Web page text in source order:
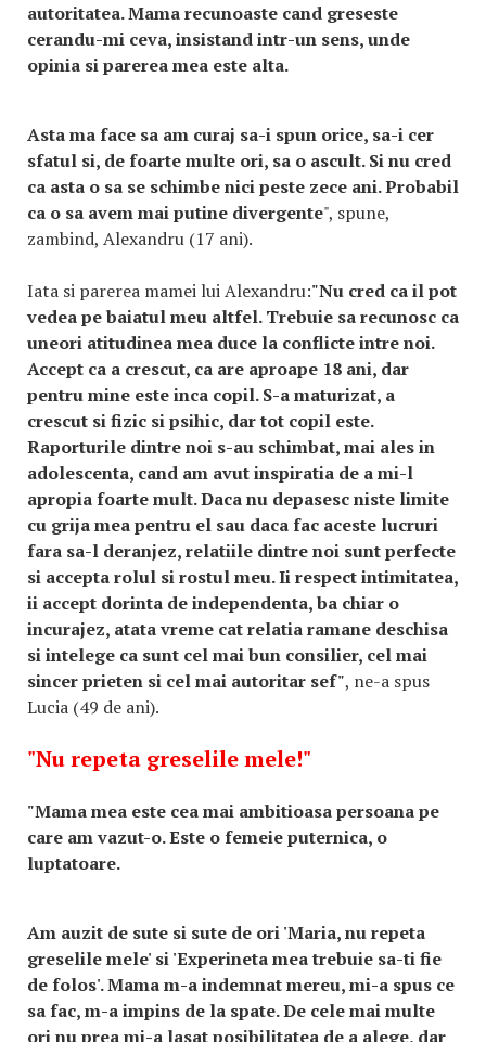
autoritatea. Mama recunoaste cand greseste
cerandu-mi ceva, insistand intr-un sens, unde
opinia si parerea mea este alta.
Asta ma face sa am curaj sa-i spun orice, sa-i cer
sfatul si, de foarte multe ori, sa o ascult. Si nu cred
ca asta o sa se schimbe nici peste zece ani. Probabil
ca o sa avem mai putine divergente", spune,
zambind, Alexandru (17 ani).
Iata si parerea mamei lui Alexandru:"Nu cred ca il pot
vedea pe baiatul meu altfel. Trebuie sa recunosc ca
uneori atitudinea mea duce la conflicte intre noi.
Accept ca a crescut, ca are aproape 18 ani, dar
pentru mine este inca copil. S-a maturizat, a
crescut si fizic si psihic, dar tot copil este.
Raporturile dintre noi s-au schimbat, mai ales in
adolescenta, cand am avut inspiratia de a mi-l
apropia foarte mult. Daca nu depasesc niste limite
cu grija mea pentru el sau daca fac aceste lucruri
fara sa-l deranjez, relatiile dintre noi sunt perfecte
si accepta rolul si rostul meu. Ii respect intimitatea,
ii accept dorinta de independenta, ba chiar o
incurajez, atata vreme cat relatia ramane deschisa
si intelege ca sunt cel mai bun consilier, cel mai
sincer prieten si cel mai autoritar sef", ne-a spus
Lucia (49 de ani).
"Nu repeta greselile mele!"
"Mama mea este cea mai ambitioasa persoana pe
care am vazut-o. Este o femeie puternica, o
luptatoare.
Am auzit de sute si sute de ori 'Maria, nu repeta
greselile mele' si 'Experineta mea trebuie sa-ti fie
de folos'. Mama m-a indemnat mereu, mi-a spus ce
sa fac, m-a impins de la spate. De cele mai multe
ori nu prea mi-a lasat posibilitatea de a alege, dar